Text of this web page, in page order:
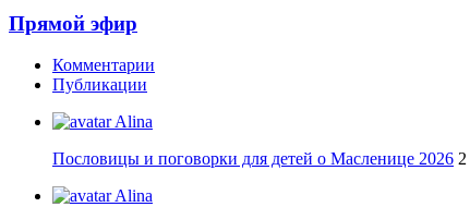
Прямой эфир
Комментарии
Публикации
Alina
Пословицы и поговорки для детей о Масленице 2026 2
Alina